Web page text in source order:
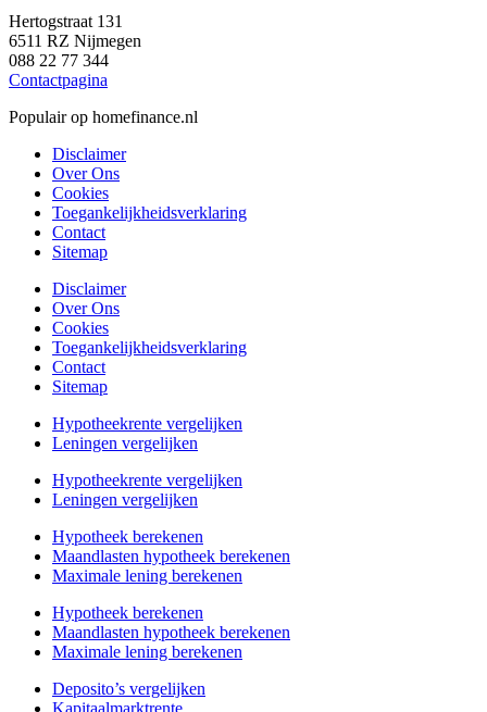
Hertogstraat 131
6511 RZ Nijmegen
088 22 77 344
Contactpagina
Populair op homefinance.nl
Disclaimer
Over Ons
Cookies
Toegankelijkheidsverklaring
Contact
Sitemap
Disclaimer
Over Ons
Cookies
Toegankelijkheidsverklaring
Contact
Sitemap
Hypotheekrente vergelijken
Leningen vergelijken
Hypotheekrente vergelijken
Leningen vergelijken
Hypotheek berekenen
Maandlasten hypotheek berekenen
Maximale lening berekenen
Hypotheek berekenen
Maandlasten hypotheek berekenen
Maximale lening berekenen
Deposito’s vergelijken